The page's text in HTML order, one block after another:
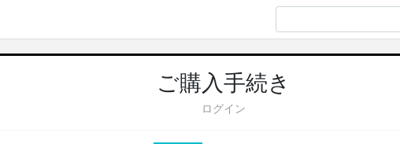
ご購入手続き
ログイン